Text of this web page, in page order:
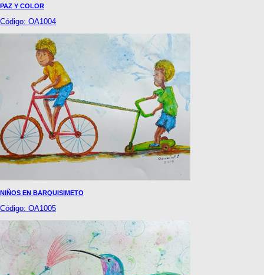
PAZ Y COLOR
Código: OA1004
NIÑOS EN BARQUISIMETO
Código: OA1005